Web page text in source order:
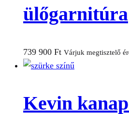
ülőgarnitúra
739 900 Ft Várjuk megtisztelő
Kevin